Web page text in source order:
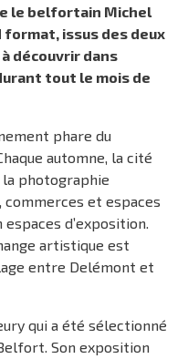
le belfortain Michel
issus des deux
découvrir dans
tout le mois de
phare du
automne, la cité
la photographie
et espaces
d’exposition.
artistique est
entre Delémont et
qui a été sélectionné
Son exposition